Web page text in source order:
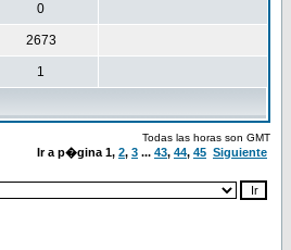
0
2673
1
Todas las horas son GMT
Ir a p�gina 1, 2, 3 ... 43, 44, 45 Siguiente